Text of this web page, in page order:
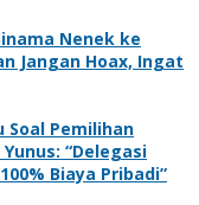
Nenek ke
Jangan Hoax, Ingat
Soal Pemilihan
“Delegasi
Biaya Pribadi”